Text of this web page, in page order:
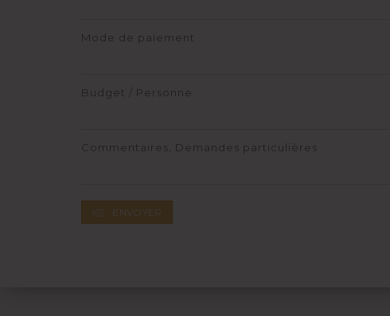
Mode de paiement
Budget / Personne
Commentaires, Demandes particulières
ENVOYER